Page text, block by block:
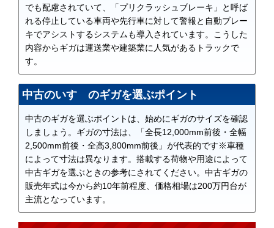
でも配慮されていて、「プリクラッシュブレーキ」と呼ば
れる停止している車両や先行車に対して警報と自動ブレー
キでアシストするシステムも導入されています。こうした
内容からギガは運送業や建築業に人気があるトラックで
す。
中古のいすゞのギガを選ぶポイント
中古のギガを選ぶポイントは、始めにギガのサイズを確認
しましょう。ギガの寸法は、「全長12,000mm前後・全幅
2,500mm前後・全高3,800mm前後」が代表的です※車種
によって寸法は異なります。搭載する荷物や用途によって
中古ギガを選ぶときの参考にされてください。中古ギガの
販売年式は今から約10年前程度、価格相場は200万円台が
主流となっています。